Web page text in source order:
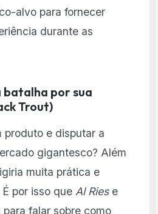
alvo para fornecer
durante as
batalha por sua
Trout)
produto e disputar a
gigantesco? Além
muita prática e
por isso que Al Riese
falar sobre como